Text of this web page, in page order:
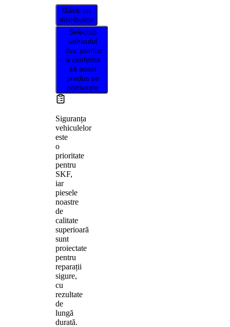
Găsiți un
distribuitor
Selectați
vehiculul
dvs. pentru
a confirma
că acest
produs se
potrivește
Siguranța
vehiculelor
este
o
prioritate
pentru
SKF,
iar
piesele
noastre
de
calitate
superioară
sunt
proiectate
pentru
reparații
sigure,
cu
rezultate
de
lungă
durată.